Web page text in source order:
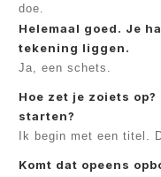
doe.
Helemaal goed. Je
tekening liggen.
Ja, een schets.
Hoe zet je zoiets
starten?
Ik begin met een titel.
Komt dat opeens